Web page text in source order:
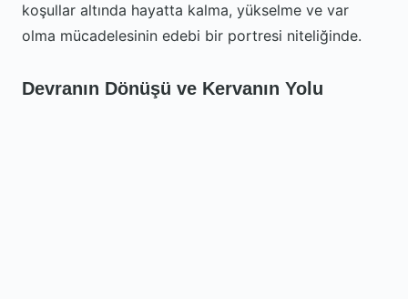
koşullar altında hayatta kalma, yükselme ve var
olma mücadelesinin edebi bir portresi niteliğinde.
Devranın Dönüşü ve Kervanın Yolu